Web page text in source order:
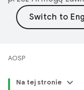
AOSP
Na tej stronie